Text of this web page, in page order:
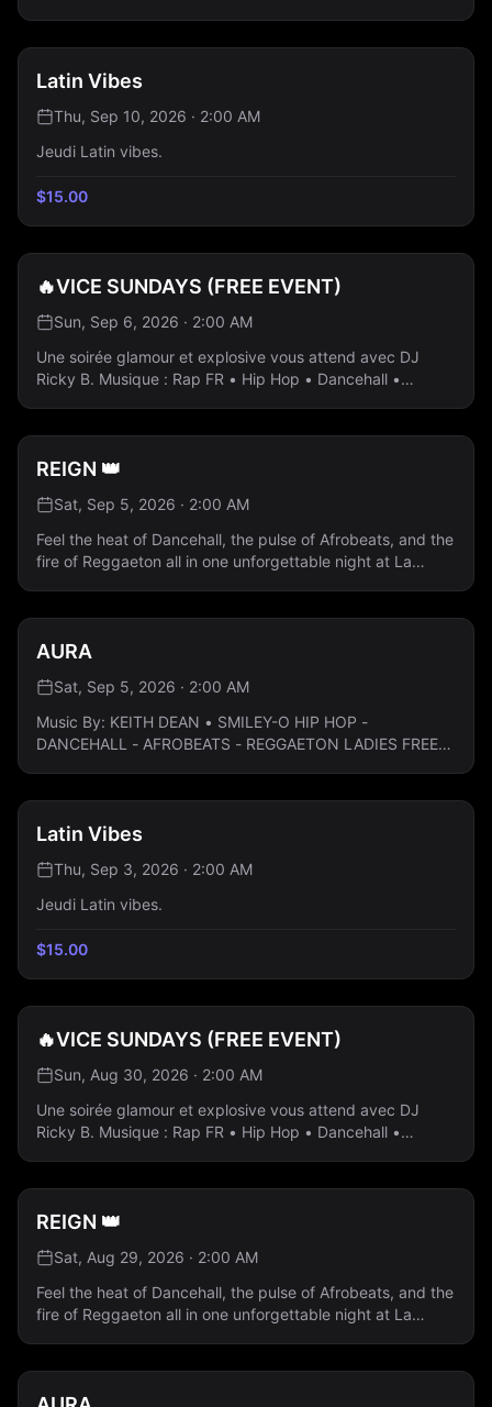
Latin Vibes
Thu, Sep 10, 2026 · 2:00 AM
Jeudi Latin vibes.
$15.00
🔥VICE SUNDAYS (FREE EVENT)
Sun, Sep 6, 2026 · 2:00 AM
Une soirée glamour et explosive vous attend avec DJ
Ricky B. Musique : Rap FR • Hip Hop • Dancehall •
REIGN 👑
Sat, Sep 5, 2026 · 2:00 AM
Feel the heat of Dancehall, the pulse of Afrobeats, and the
fire of Reggaeton all in one unforgettable night at La
AURA
Sat, Sep 5, 2026 · 2:00 AM
Music By: KEITH DEAN • SMILEY-O HIP HOP -
DANCEHALL - AFROBEATS - REGGAETON LADIES FREE
Latin Vibes
Thu, Sep 3, 2026 · 2:00 AM
Jeudi Latin vibes.
$15.00
🔥VICE SUNDAYS (FREE EVENT)
Sun, Aug 30, 2026 · 2:00 AM
Une soirée glamour et explosive vous attend avec DJ
Ricky B. Musique : Rap FR • Hip Hop • Dancehall •
REIGN 👑
Sat, Aug 29, 2026 · 2:00 AM
Feel the heat of Dancehall, the pulse of Afrobeats, and the
fire of Reggaeton all in one unforgettable night at La